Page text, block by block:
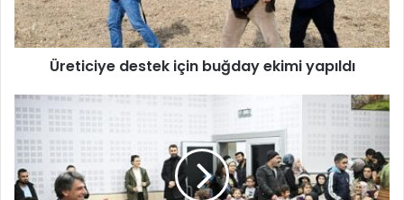
i
y
e
s
t
e
k
i
Üreticiye destek için buğday ekimi yapıldı
K
o
c
a
m